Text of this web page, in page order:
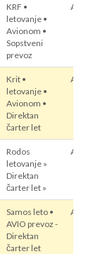
KRF •
letovanje •
Avionom •
Sopstveni
prevoz
Avion
Krit •
letovanje •
Avionom •
Direktan
čarter let
Avion
Rodos
letovanje »
Direktan
čarter let »
Avion
Samos leto •
AVIO prevoz -
Direktan
čarter let
Avion